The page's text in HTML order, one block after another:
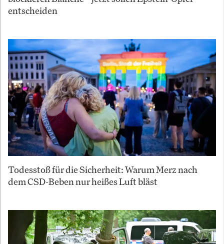
entscheiden
Todesstoß für die Sicherheit: Warum Merz nach
dem CSD-Beben nur heißes Luft bläst